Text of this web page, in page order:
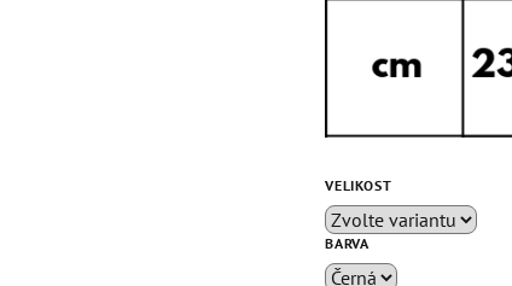
VELIKOST
BARVA